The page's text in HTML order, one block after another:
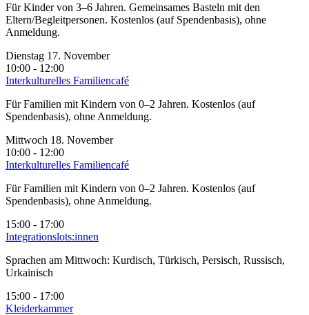
Für Kinder von 3–6 Jahren. Gemeinsames Basteln mit den
Eltern/Begleitpersonen. Kostenlos (auf Spendenbasis), ohne
Anmeldung.
Dienstag 17. November
10:00 - 12:00
Interkulturelles Familiencafé
Für Familien mit Kindern von 0–2 Jahren. Kostenlos (auf
Spendenbasis), ohne Anmeldung.
Mittwoch 18. November
10:00 - 12:00
Interkulturelles Familiencafé
Für Familien mit Kindern von 0–2 Jahren. Kostenlos (auf
Spendenbasis), ohne Anmeldung.
15:00 - 17:00
Integrationslots:innen
Sprachen am Mittwoch: Kurdisch, Türkisch, Persisch, Russisch,
Urkainisch
15:00 - 17:00
Kleiderkammer